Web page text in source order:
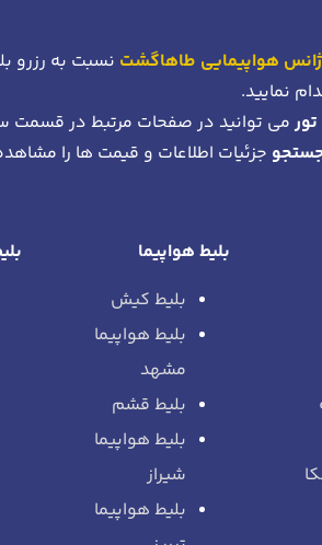
هواپیمایی طاهاگشت نسبت به رزرو
نمایید.
می توانید در صفحات مرتبط در
جزئیات اطلاعات و قیمت ها را
بلیط هواپیما
بلیط کیش
بلیط هواپیما
مشهد
بلیط قشم
بلیط هواپیما
شیراز
بلیط هواپیما